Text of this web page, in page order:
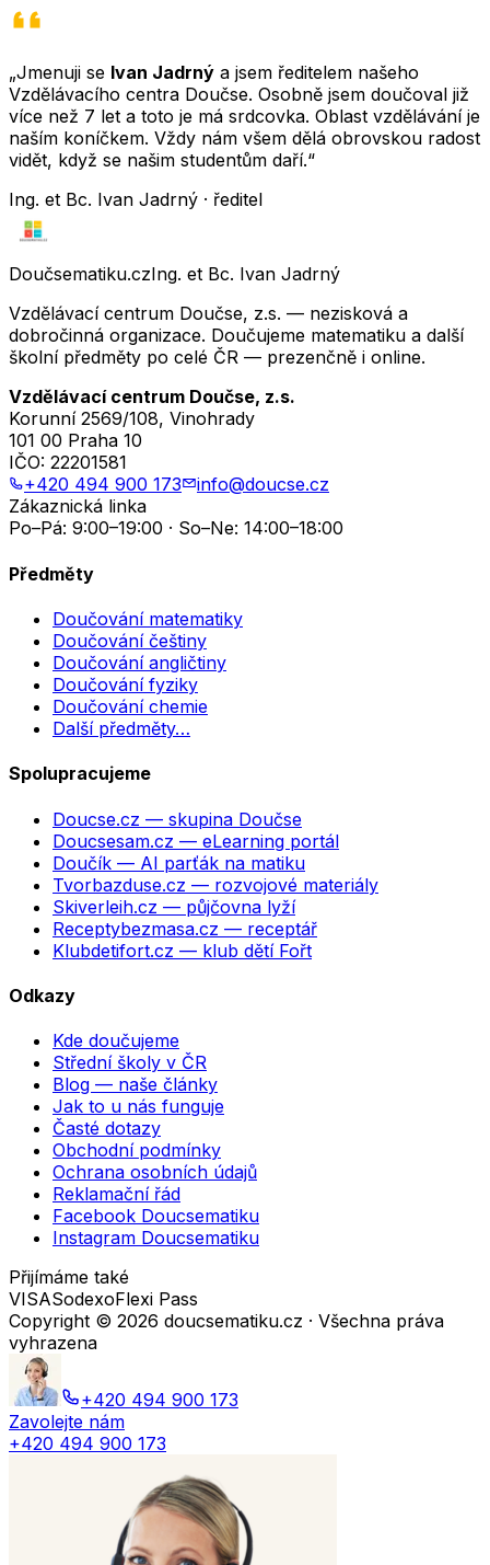
„Jmenuji se Ivan Jadrný a jsem ředitelem našeho
Vzdělávacího centra Doučse. Osobně jsem doučoval již
více než 7 let a toto je má srdcovka. Oblast vzdělávání je
naším koníčkem. Vždy nám všem dělá obrovskou radost
vidět, když se našim studentům daří.“
Ing. et Bc. Ivan Jadrný · ředitel
Doučsematiku.czIng. et Bc. Ivan Jadrný
Vzdělávací centrum Doučse, z.s. — nezisková a
dobročinná organizace. Doučujeme matematiku a další
školní předměty po celé ČR — prezenčně i online.
Vzdělávací centrum Doučse, z.s.
Korunní 2569/108, Vinohrady
101 00 Praha 10
IČO: 22201581
+420 494 900 173
info@doucse.cz
Zákaznická linka
Po–Pá: 9:00–19:00 · So–Ne: 14:00–18:00
Předměty
Doučování matematiky
Doučování češtiny
Doučování angličtiny
Doučování fyziky
Doučování chemie
Další předměty…
Spolupracujeme
Doucse.cz — skupina Doučse
Doucsesam.cz — eLearning portál
Doučík — AI parťák na matiku
Tvorbazduse.cz — rozvojové materiály
Skiverleih.cz — půjčovna lyží
Receptybezmasa.cz — receptář
Klubdetifort.cz — klub dětí Fořt
Odkazy
Kde doučujeme
Střední školy v ČR
Blog — naše články
Jak to u nás funguje
Časté dotazy
Obchodní podmínky
Ochrana osobních údajů
Reklamační řád
Facebook Doucsematiku
Instagram Doucsematiku
Přijímáme také
VISASodexoFlexi Pass
Copyright © 2026 doucsematiku.cz · Všechna práva
vyhrazena
+420 494 900 173
Zavolejte nám
+420 494 900 173